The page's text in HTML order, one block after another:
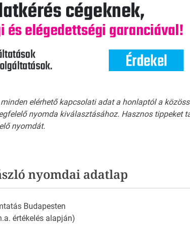
elérhető kapcsolati adat a honlaptól a
nyomda kiválasztásához. Hasznos tippeket
nyomdát.
nyomdai adatlap
Budapesten
értékelés alapján)